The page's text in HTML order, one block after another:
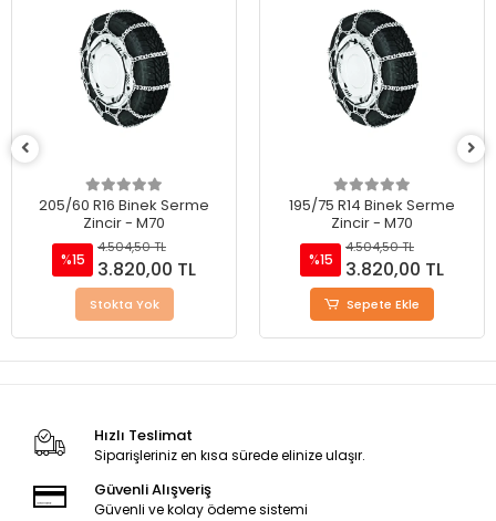
205/60 R16 Binek Serme
Zincir - M70
%15
4.504,50 TL
3.820,00 TL
Stokta Yok
195/75 R14 Binek Serme
Zincir - M70
%15
4.504,50 TL
3.820,00 TL
Sepete Ekle
Hızlı Teslimat
Siparişleriniz en kısa sürede elinize ulaşır.
Güvenli Alışveriş
Güvenli ve kolay ödeme sistemi